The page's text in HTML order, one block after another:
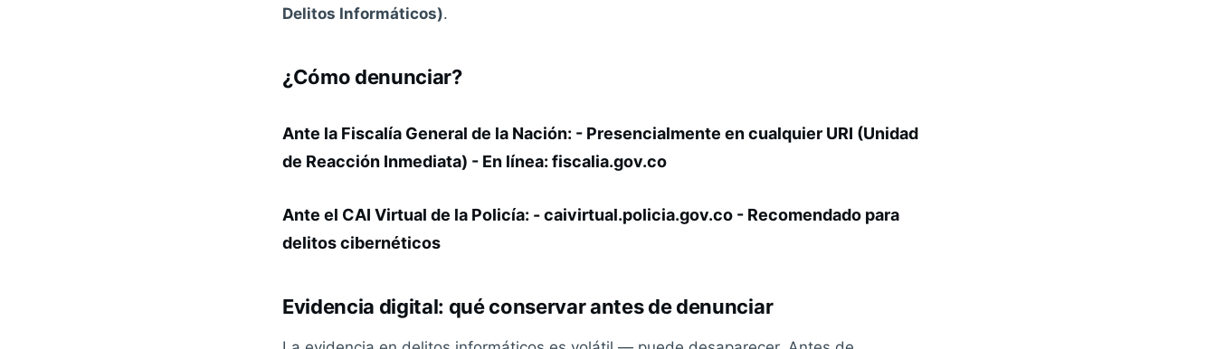
Delitos Informáticos).
¿Cómo denunciar?
Ante la Fiscalía General de la Nación: - Presencialmente en cualquier URI (Unidad
de Reacción Inmediata) - En línea: fiscalia.gov.co
Ante el CAI Virtual de la Policía: - caivirtual.policia.gov.co - Recomendado para
delitos cibernéticos
Evidencia digital: qué conservar antes de denunciar